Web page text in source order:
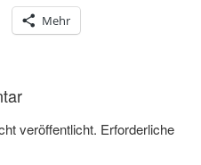
Mehr
veröffentlicht. Erforderliche